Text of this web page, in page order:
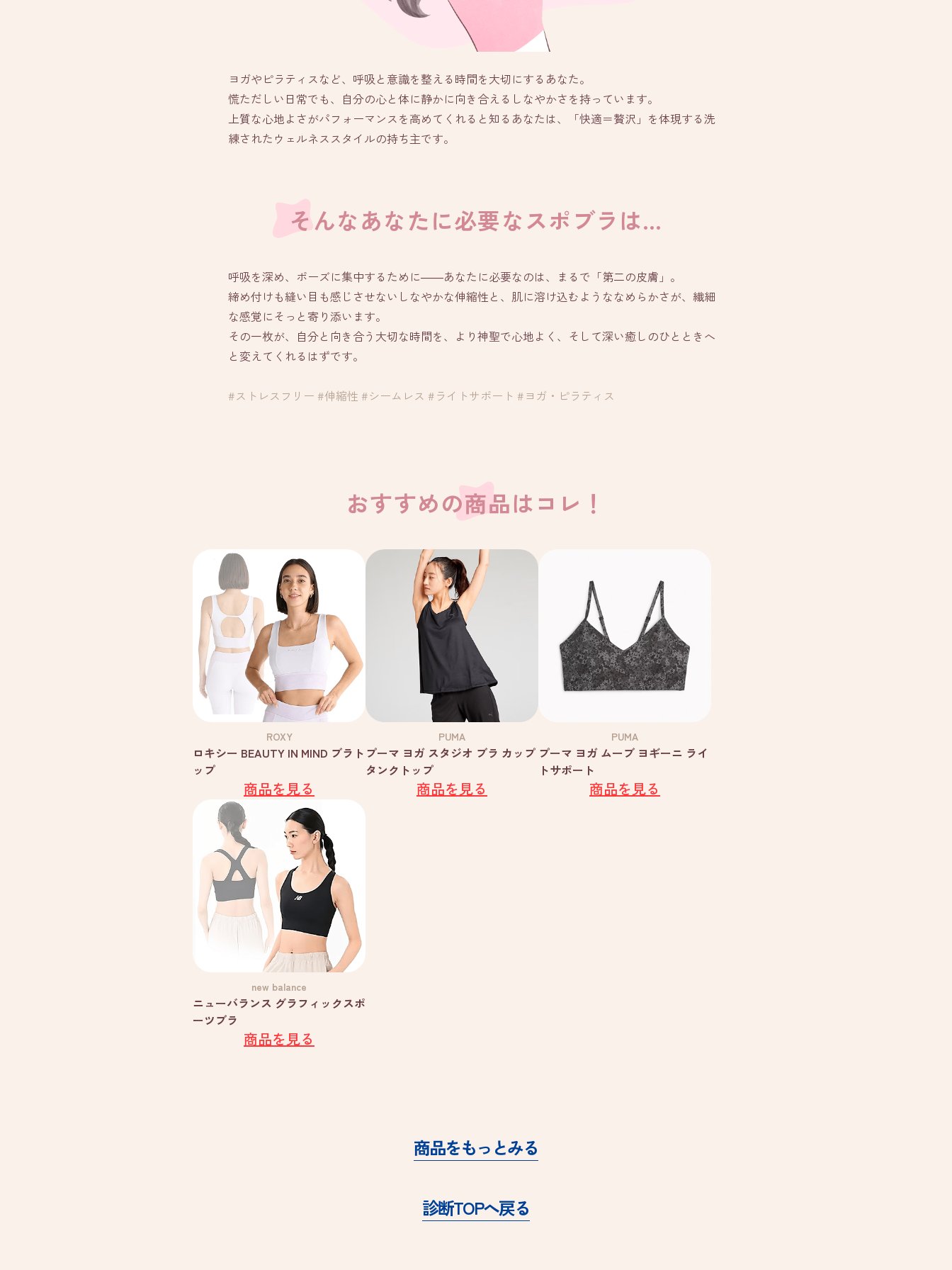
ヨガやピラティスなど、呼吸と意識を整える時間を大切にするあなた。
慌ただしい日常でも、自分の心と体に静かに向き合えるしなやかさを持っています。
上質な心地よさがパフォーマンスを高めてくれると知るあなたは、「快適＝贅沢」を体現する洗
練されたウェルネススタイルの持ち主です。
そんなあなたに必要なスポブラは…
呼吸を深め、ポーズに集中するために――あなたに必要なのは、まるで「第二の皮膚」。
締め付けも縫い目も感じさせないしなやかな伸縮性と、肌に溶け込むようななめらかさが、繊細
な感覚にそっと寄り添います。
その一枚が、自分と向き合う大切な時間を、より神聖で心地よく、そして深い癒しのひとときへ
と変えてくれるはずです。
#ストレスフリー #伸縮性 #シームレス #ライトサポート #ヨガ・ピラティス
おすすめの商品はコレ！
ROXY
ロキシー BEAUTY IN MIND ブラト
ップ
商品を見る
PUMA
プーマ ヨガ スタジオ ブラ カップ
タンクトップ
商品を見る
PUMA
プーマ ヨガ ムーブ ヨギーニ ライ
トサポート
商品を見る
new balance
ニューバランス グラフィックスポ
ーツブラ
商品を見る
商品をもっとみる
診断TOPへ戻る